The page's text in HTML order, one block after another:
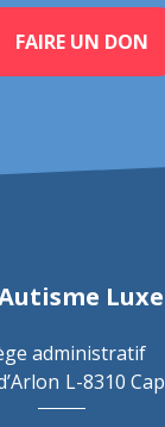
FAIRE UN DON
administratif
L-8310